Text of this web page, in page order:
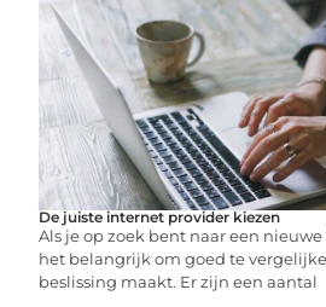
De juiste internet provider kiezen
Als je op zoek bent naar een
het belangrijk om goed te
beslissing maakt. Er zijn een aantal